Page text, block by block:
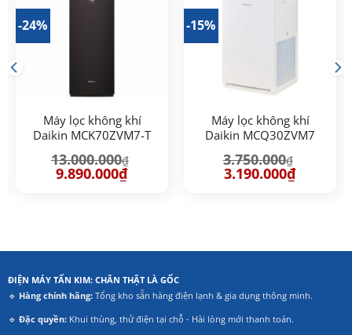
-24%
Máy lọc không khí
Daikin MCK70ZVM7-T
13.000.000₫
Giá
gốc
9.890.000₫Giá
-15%
Máy lọc không khí
Daikin MCQ30ZVM7
3.750.000₫
Giá
gốc
3.190.000₫Giá
ĐIỆN MÁY TẤN KIM: CHÂN THẬT LÀ GỐC
🔹 Hàng chính hãng:Tổng kho sẵn hàng điện lạnh & gia dụng thông minh.
🔹 Đặc quyền:Khui thùng, thử điện tại chỗ - Hài lòng mới thanh toán.